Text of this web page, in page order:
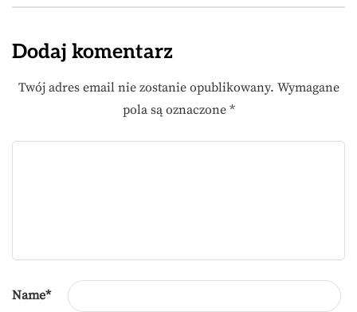
Dodaj komentarz
Twój adres email nie zostanie opublikowany. Wymagane
pola są oznaczone *
Name*